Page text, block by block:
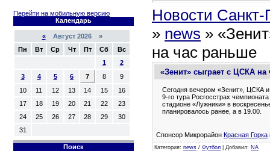
Перейти на мобильную версию
Календарь
«Август 2026 »
Пн
Вт Ср Чт Пт Сб
Вс
1
2
3
4 5 6 7 8
9
10
11 12 13 14 15
16
17
18 19 20 21 22
23
24
25 26 27 28 29
30
31
Поиск
Новости Санкт-
» news »
на час раньше
«Зенит» сыграет с ЦСКА на
Сегодня вечером «Зенит», ЦСКА
9-го тура Росгосстрах
стадионе «Лужники» в
планировалось ранее, а в 19.00.
Спонсор Микрорайон Красная Горка
Категория: news / Футбол Добавил: NA